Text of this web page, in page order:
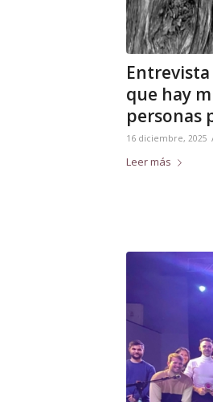
que hay
personas
16 diciembre, 2025
Leer más